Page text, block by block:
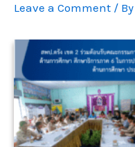
Leave a Comment / By